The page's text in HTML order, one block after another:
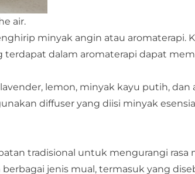
air.
minyak angin atau aromaterapi.
terdapat dalam aromaterapi dapat
lemon, minyak kayu putih, dan
diffuser yang diisi minyak
tradisional untuk mengurangi rasa
jenis mual, termasuk yang